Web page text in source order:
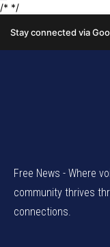
Free News - Where
community thrives
connections.